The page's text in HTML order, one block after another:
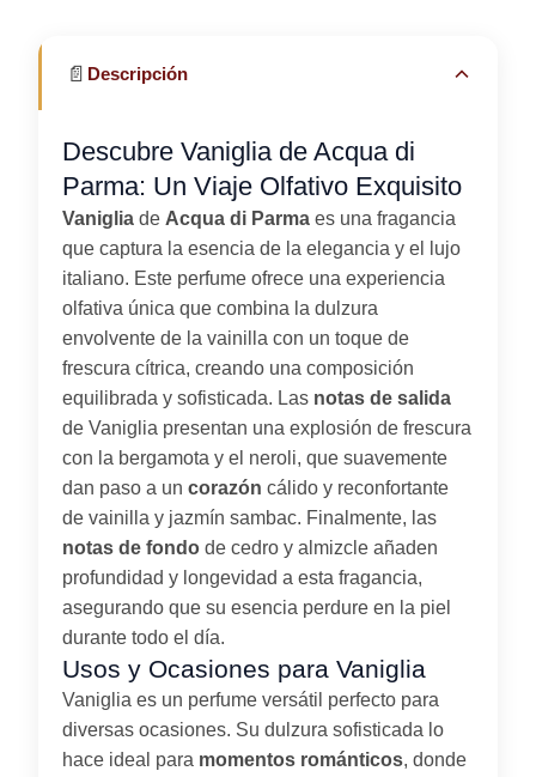
📄 Descripción
Descubre Vaniglia de Acqua di
Parma: Un Viaje Olfativo Exquisito
Vaniglia de Acqua di Parma es una fragancia
que captura la esencia de la elegancia y el lujo
italiano. Este perfume ofrece una experiencia
olfativa única que combina la dulzura
envolvente de la vainilla con un toque de
frescura cítrica, creando una composición
equilibrada y sofisticada. Las notas de salida
de Vaniglia presentan una explosión de frescura
con la bergamota y el neroli, que suavemente
dan paso a un corazón cálido y reconfortante
de vainilla y jazmín sambac. Finalmente, las
notas de fondo de cedro y almizcle añaden
profundidad y longevidad a esta fragancia,
asegurando que su esencia perdure en la piel
durante todo el día.
Usos y Ocasiones para Vaniglia
Vaniglia es un perfume versátil perfecto para
diversas ocasiones. Su dulzura sofisticada lo
hace ideal para momentos románticos, donde